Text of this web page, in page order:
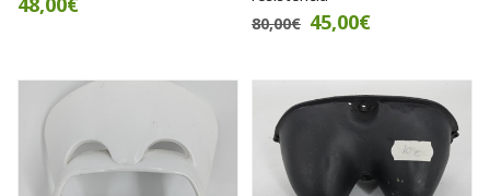
80,00€ 45,00€